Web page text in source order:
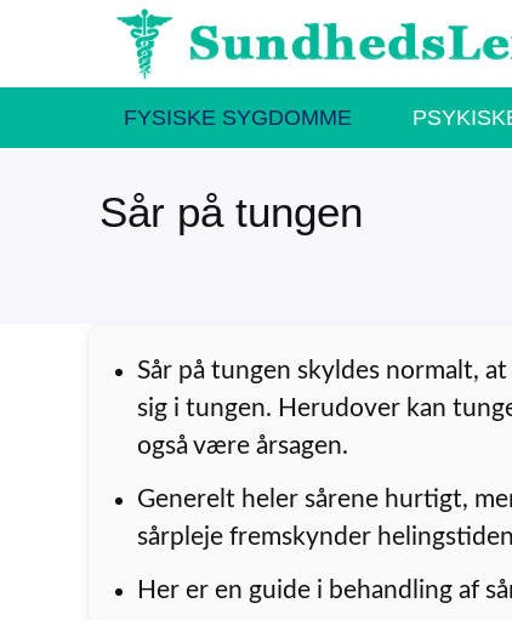
indhold
FYSISKE SYGDOMME
Sår på tungen
Sår på tungen skyldes normalt,
sig i tungen. Herudover kan
også være årsagen.
Generelt heler sårene hurtigt,
sårpleje fremskynder
Her er en guide i behandling af